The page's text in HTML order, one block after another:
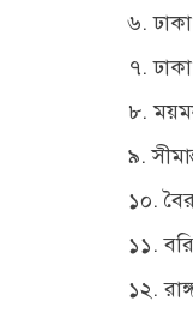
৬.
৭.
৮.
৯.
১০.
১১.
১২.